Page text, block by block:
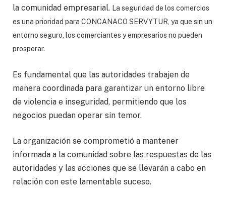
la comunidad empresarial. La seguridad de los comercios
es una prioridad para CONCANACO SERVYTUR, ya que sin un
entorno seguro, los comerciantes y empresarios no pueden
prosperar.
Es fundamental que las autoridades trabajen de
manera coordinada para garantizar un entorno libre
de violencia e inseguridad, permitiendo que los
negocios puedan operar sin temor.
La organización se comprometió a mantener
informada a la comunidad sobre las respuestas de las
autoridades y las acciones que se llevarán a cabo en
relación con este lamentable suceso.